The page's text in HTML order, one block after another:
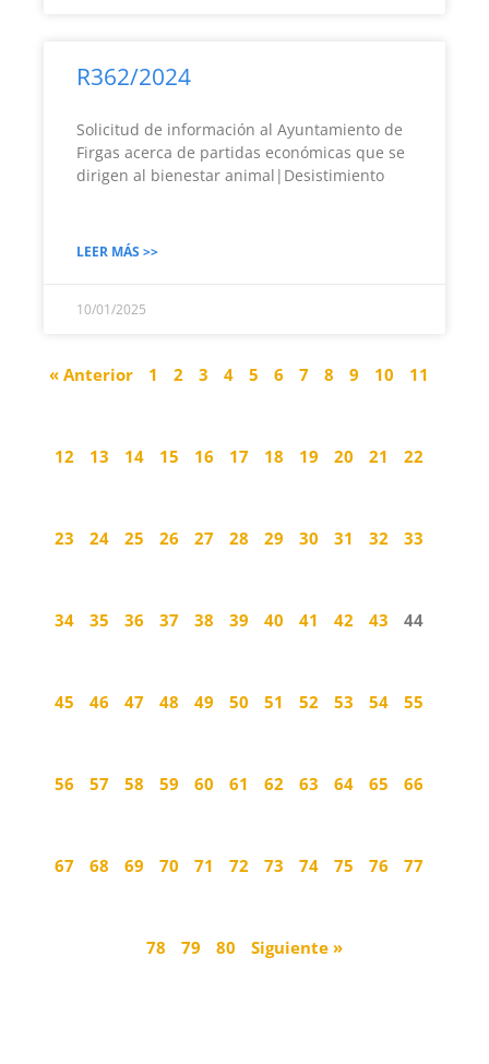
R362/2024
Solicitud de información al Ayuntamiento de
Firgas acerca de partidas económicas que se
dirigen al bienestar animal|Desistimiento
LEER MÁS >>
10/01/2025
« Anterior 1 2 3 4 5 6 7 8 9 10 11
12 13 14 15 16 17 18 19 20 21 22
23 24 25 26 27 28 29 30 31 32 33
34 35 36 37 38 39 40 41 42 43 44
45 46 47 48 49 50 51 52 53 54 55
56 57 58 59 60 61 62 63 64 65 66
67 68 69 70 71 72 73 74 75 76 77
78 79 80 Siguiente »